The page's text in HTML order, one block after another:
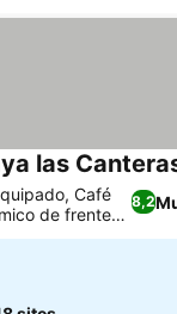
las
8,2
Café
de frente